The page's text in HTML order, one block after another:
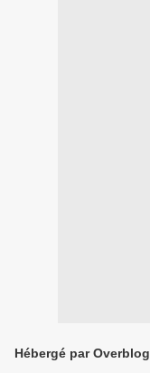
Hébergé par Overblog